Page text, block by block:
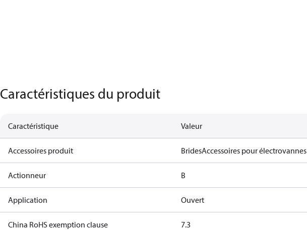
Caractéristiques du produit
Caractéristique Valeur
Accessoires produit BridesAccessoires pour électrovannes
Actionneur B
Application Ouvert
China RoHS exemption clause 7.3